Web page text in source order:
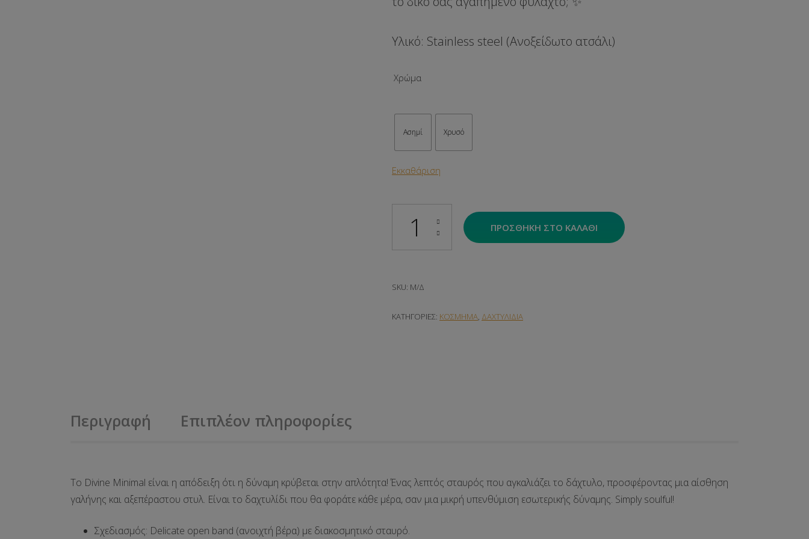
Υλικό: Stainless steel (Ανοξείδωτο ατσάλι)
Χρώμα
Ασημί Χρυσό
Εκκαθάριση
Divine Minimal ποσότητα
ΠΡΟΣΘΉΚΗ ΣΤΟ ΚΑΛΆΘΙ
SKU: Μ/Δ
ΚΑΤΗΓΟΡΊΕΣ: ΚΟΣΜΗΜΑ, ΔΑΧΤΥΛΙΔΙΑ
Περιγραφή Επιπλέον πληροφορίες
Το Divine Minimal είναι η απόδειξη ότι η δύναμη κρύβεται στην απλότητα! Ένας λεπτός σταυρός που αγκαλιάζει το δάχτυλο, προσφέροντας μια αίσθηση
γαλήνης και αξεπέραστου στυλ. Είναι το δαχτυλίδι που θα φοράτε κάθε μέρα, σαν μια μικρή υπενθύμιση εσωτερικής δύναμης. Simply soulful!
Σχεδιασμός: Delicate open band (ανοιχτή βέρα) με διακοσμητικό σταυρό.